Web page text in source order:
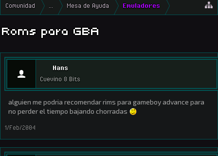
Comunidad Mesa de Ayuda Emuladores
Roms para GBA
Hans
Cuevino 8 Bits
alguien me podria recomendar rims para gameboy advance para
no perder el tiempo bajando chorradas
1/Feb/2004